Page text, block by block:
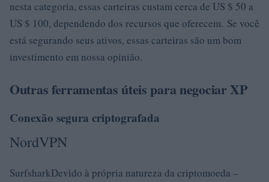
nesta categoria, essas carteiras custam cerca de US $ 50 a
US $ 100, dependendo dos recursos que oferecem. Se você
está segurando seus ativos, essas carteiras são um bom
investimento em nossa opinião.
Outras ferramentas úteis para negociar XP
Conexão segura criptografada
NordVPN
SurfsharkDevido à própria natureza da criptomoeda –